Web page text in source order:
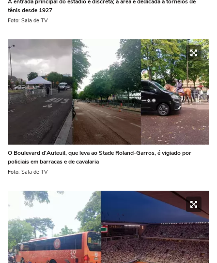
tênis desde 1927
Foto: Sala de TV
O Boulevard d'Auteuil, que leva ao Stade Roland-Garros, é vigiado por
policiais em barracas e de cavalaria
Foto: Sala de TV